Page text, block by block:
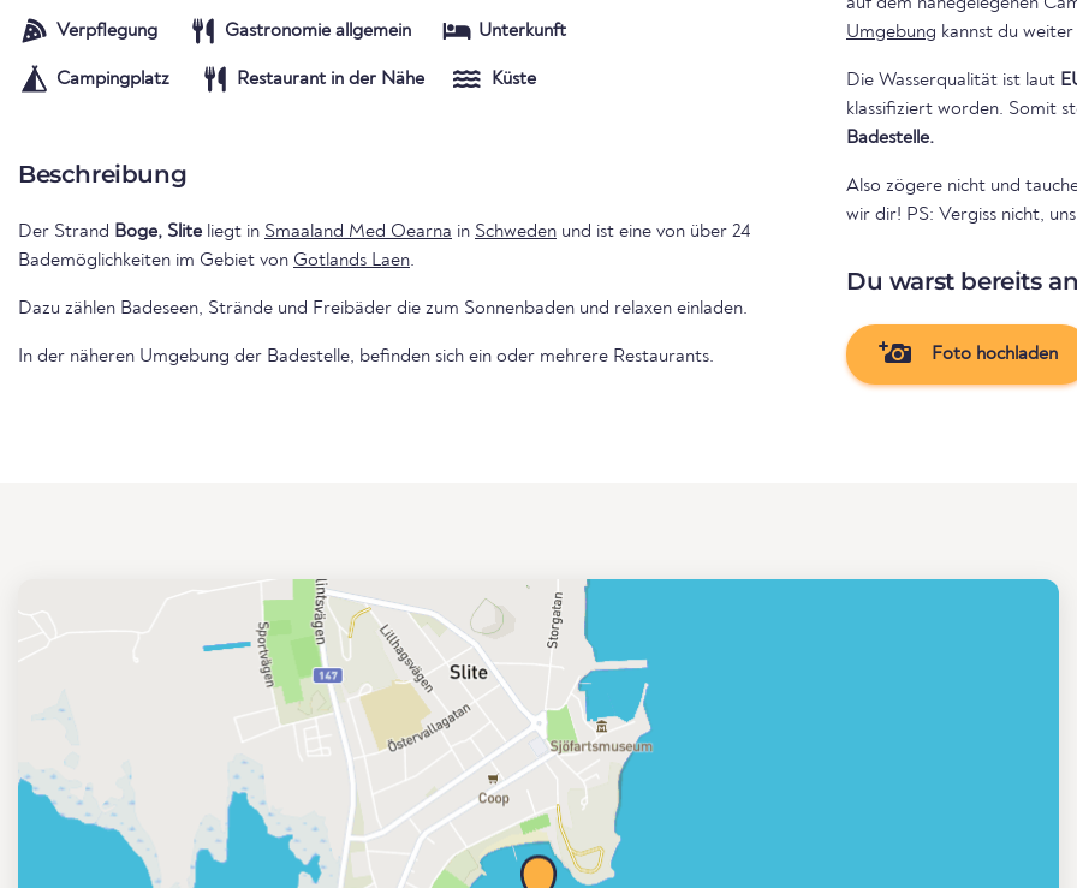
Verpflegung Gastronomie allgemein Unterkunft
Campingplatz Restaurant in der Nähe Küste
Beschreibung
Der Strand Boge, Slite liegt in Smaaland Med Oearna in Schweden und ist eine von über 24
Bademöglichkeiten im Gebiet von Gotlands Laen.
Dazu zählen Badeseen, Strände und Freibäder die zum Sonnenbaden und relaxen einladen.
In der näheren Umgebung der Badestelle, befinden sich ein oder mehrere Restaurants.
Umgebung kannst du
Die Wasserqualität ist laut
klassifiziert worden. Somit
Badestelle.
Also zögere nicht und
wir dir! PS: Vergiss nicht,
Du warst bereits
Foto hochladen